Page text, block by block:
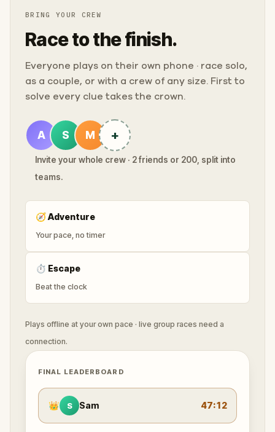
BRING YOUR CREW
Race to the finish.
Everyone plays on their own phone · race solo,
as a couple, or with a crew of any size. First to
solve every clue takes the crown.
A S M +
Invite your whole crew · 2 friends or 200, split into
teams.
🧭Adventure
Your pace, no timer
⏱ Escape
Beat the clock
Plays offline at your own pace · live group races need a
connection.
FINAL LEADERBOARD
👑 S Sam 47:12